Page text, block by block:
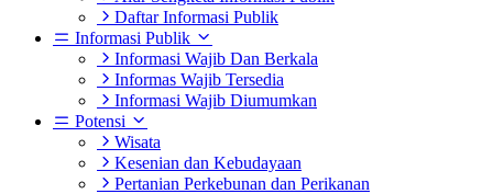
Daftar Informasi Publik
Informasi Publik
Informasi Wajib Dan Berkala
Informas Wajib Tersedia
Informasi Wajib Diumumkan
Potensi
Wisata
Kesenian dan Kebudayaan
Pertanian Perkebunan dan Perikanan